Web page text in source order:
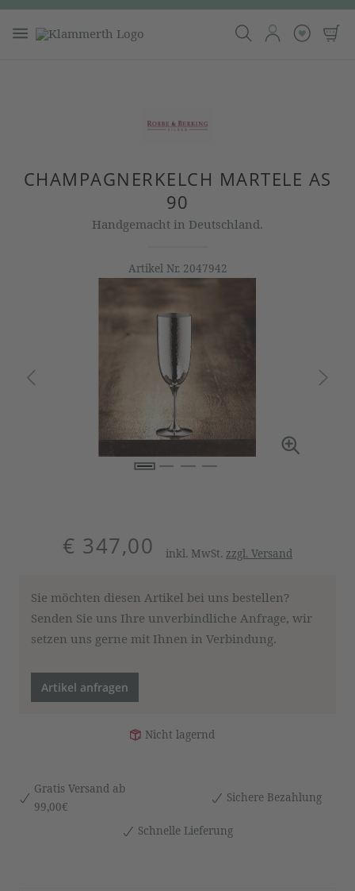
CHAMPAGNERKELCH MARTELE AS
90
Handgemacht in Deutschland.
Artikel Nr. 2047942
€ 347,00 inkl. MwSt. zzgl. Versand
Sie möchten diesen Artikel bei uns bestellen?
Senden Sie uns Ihre unverbindliche Anfrage, wir
setzen uns gerne mit Ihnen in Verbindung.
Artikel anfragen
Nicht lagernd
Gratis Versand ab
99,00€
Sichere Bezahlung
Schnelle Lieferung